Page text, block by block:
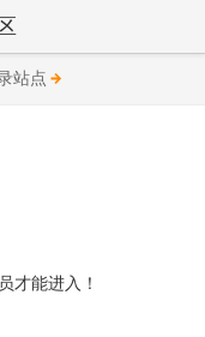
站点
才能进入！